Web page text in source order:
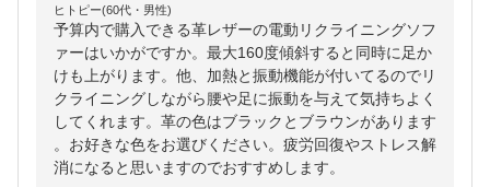
ヒトピー(60代・男性)
予算内で購入できる革レザーの電動リクライニングソフ
ァーはいかがですか。最大160度傾斜すると同時に足か
けも上がります。他、加熱と振動機能が付いてるのでリ
クライニングしながら腰や足に振動を与えて気持ちよく
してくれます。革の色はブラックとブラウンがあります
。お好きな色をお選びください。疲労回復やストレス解
消になると思いますのでおすすめします。